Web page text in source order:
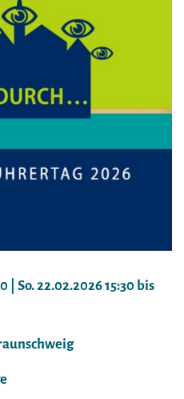
| So. 22.02.2026 15:30 bis